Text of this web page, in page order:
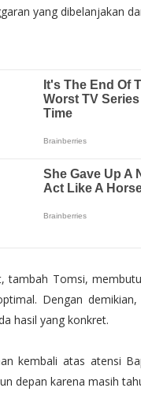
yang dibelanjakan
tambah Tomsi,
Dengan
hasil yang konkret.
kembali atas atensi
depan karena masih